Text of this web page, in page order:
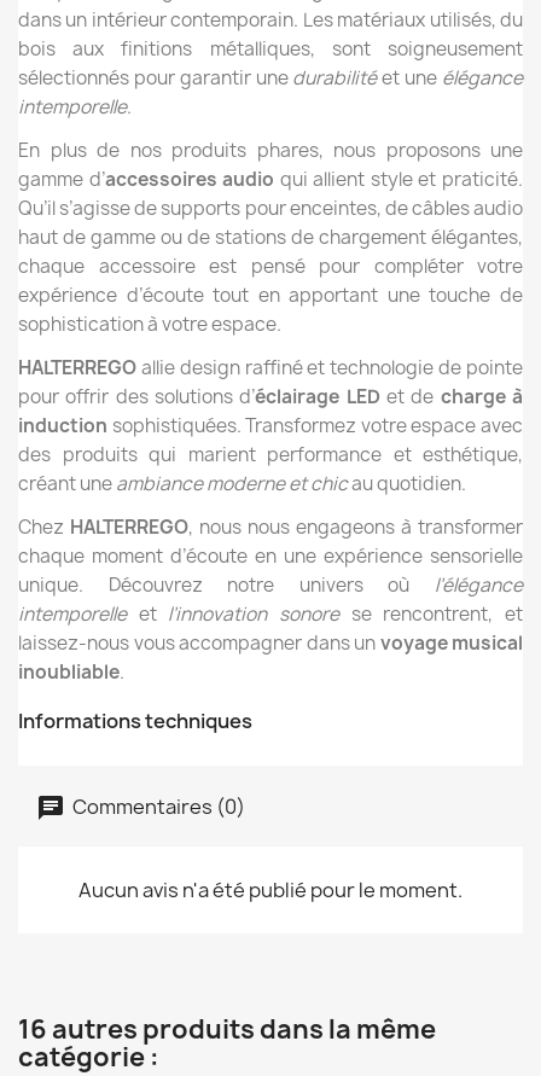
dans un intérieur contemporain. Les matériaux utilisés, du
bois aux finitions métalliques, sont soigneusement
sélectionnés pour garantir unedurabilitéet une élégance
intemporelle.
En plus de nos produits phares, nous proposons une
gamme d’accessoires audio qui allient style et praticité.
Qu’il s’agisse de supports pour enceintes, de câbles audio
haut de gamme ou de stations de chargement élégantes,
chaque accessoire est pensé pour compléter votre
expérience d’écoute tout en apportant une touche de
sophistication à votre espace.
HALTERREGOallie design raffiné et technologie de pointe
pour offrir des solutions d’éclairage LED et de charge à
induction sophistiquées. Transformez votre espace avec
des produits qui marient performance et esthétique,
créant uneambiance moderne et chicau quotidien.
Chez HALTERREGO, nous nous engageons à transformer
chaque moment d’écoute en une expérience sensorielle
unique. Découvrez notre univers où l’élégance
intemporelleet l’innovation sonorese rencontrent, et
laissez-nous vous accompagner dans unvoyage musical
inoubliable.
Informations techniques
Commentaires (0)
Aucun avis n'a été publié pour le moment.
16 autres produits dans la même
catégorie :